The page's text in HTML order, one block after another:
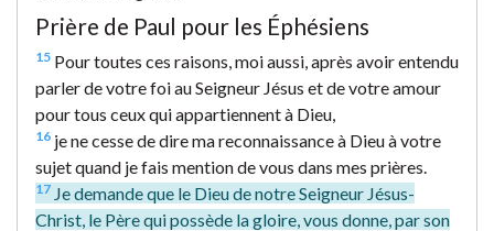
Prière de Paul pour les Éphésiens
15 Pour toutes ces raisons, moi aussi, après avoir entendu
parler de votre foi au Seigneur Jésus et de votre amour
pour tous ceux qui appartiennent à Dieu,
16 je ne cesse de dire ma reconnaissance à Dieu à votre
sujet quand je fais mention de vous dans mes prières.
17 Je demande que le Dieu de notre Seigneur Jésus-
Christ, le Père qui possède la gloire, vous donne, par son